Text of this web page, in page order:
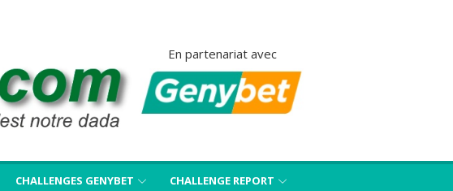
En partenariat avec
CHALLENGES GENYBET CHALLENGE REPORT